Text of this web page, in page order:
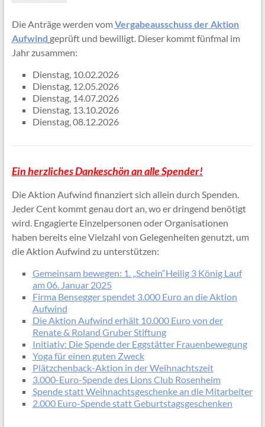
Die Anträge werden vomVergabeausschuss der Aktion
Aufwind geprüft und bewilligt. Dieser kommt fünfmal im
Jahr zusammen:
Dienstag, 10.02.2026
Dienstag, 12.05.2026
Dienstag, 14.07.2026
Dienstag, 13.10.2026
Dienstag, 08.12.2026
Ein herzliches Dankeschön an alle Spender!
Die Aktion Aufwind finanziert sich allein durch Spenden.
Jeder Cent kommt genau dort an, wo er dringend benötigt
wird. Engagierte Einzelpersonen oder Organisationen
haben bereits eine Vielzahl von Gelegenheiten genutzt, um
die Aktion Aufwind zu unterstützen:
Gemeinsam bewegen: 1. „Schein“Heilig 3 König Lauf
am 06. Januar 2025
Firma Bensegger spendet 3.000 Euro an die Aktion
Aufwind
Die Aktion Aufwind erhält 10.000 Euro von der
Renate & Roland Gruber Stiftung
Initiativ: Die Spende der Eggstätter Frauenbewegung
Yoga für einen guten Zweck
Plätzchenback-Aktion in der Weihnachtszeit
3.000-Euro-Spende des Lions Club Rosenheim
Spende statt Weihnachtsgeschenke an die Mitarbeiter
2.000 Euro-Spende statt Geburtstagsgeschenken